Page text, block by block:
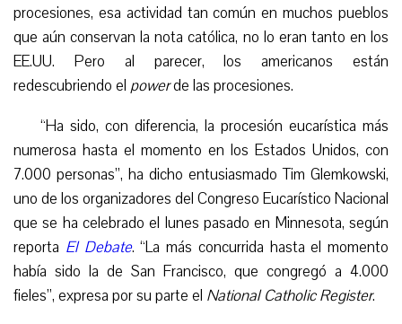
procesiones, esa actividad tan común en muchos pueblos
que aún conservan la nota católica, no lo eran tanto en los
EE.UU. Pero al parecer, los americanos están
redescubriendo el powerde las procesiones.
“Ha sido, con diferencia, la procesión eucarística más
numerosa hasta el momento en los Estados Unidos, con
7.000 personas”, ha dicho entusiasmado Tim Glemkowski,
uno de los organizadores del Congreso Eucarístico Nacional
que se ha celebrado el lunes pasado en Minnesota, según
reporta El Debate. “La más concurrida hasta el momento
había sido la de San Francisco, que congregó a 4.000
fieles”, expresa por su parte el National Catholic Register.